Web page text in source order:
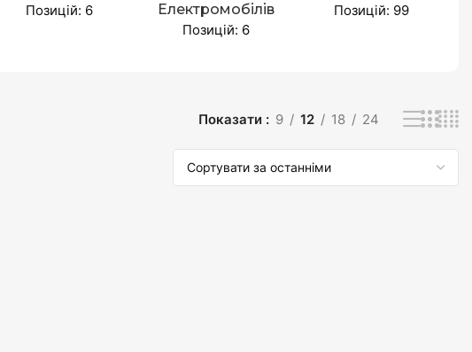
Позицій: 6
Електромобілів
Позицій: 6
Позицій: 99
Показати 9 12 18 24